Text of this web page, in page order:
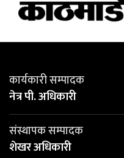
कार्यकारी सम्पादक
नेत्र पी. अधिकारी
संस्थापक सम्पादक
शेखर अधिकारी